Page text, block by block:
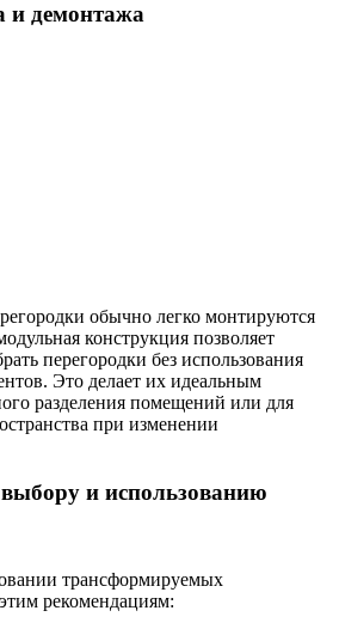
и демонтажа
обычно легко монтируются
конструкция позволяет
перегородки без использования
Это делает их идеальным
разделения помещений или для
при изменении
и использованию
трансформируемых
рекомендациям: